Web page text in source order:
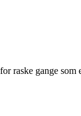
raske gange